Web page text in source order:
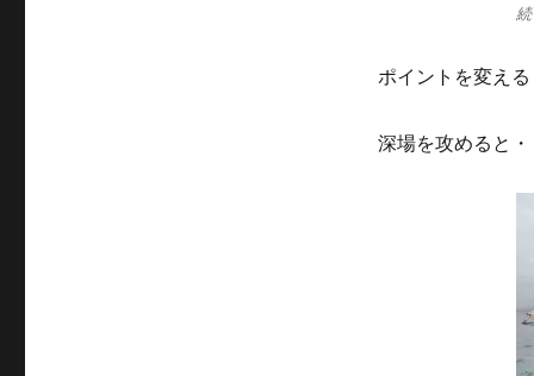
ポイントを変え
深場を攻めると